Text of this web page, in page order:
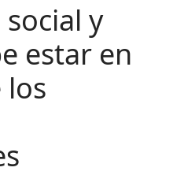
y
estar en
los